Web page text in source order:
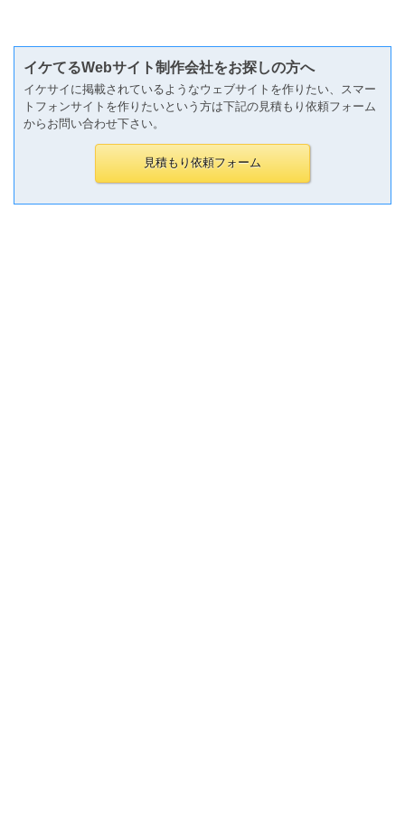
イケてるWebサイト制作会社をお探しの方へ
イケサイに掲載されているようなウェブサイトを作りたい、スマー
トフォンサイトを作りたいという方は下記の見積もり依頼フォーム
からお問い合わせ下さい。